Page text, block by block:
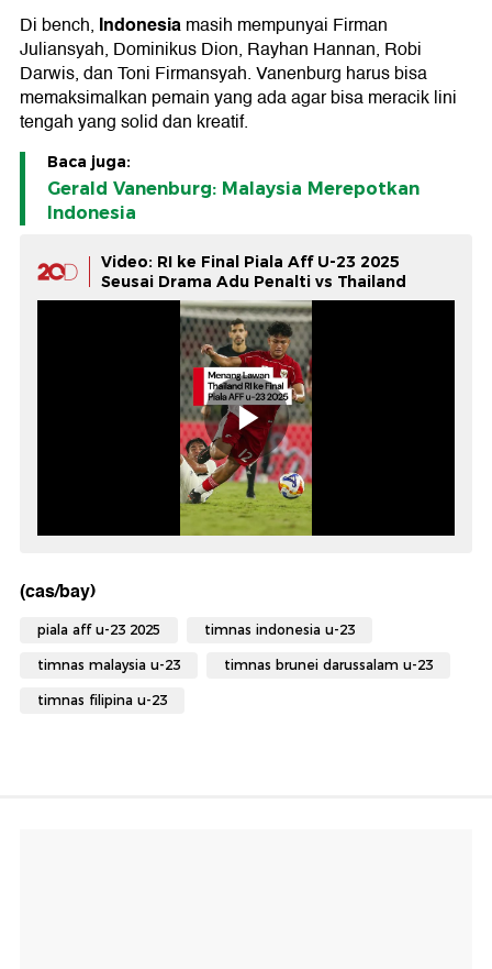
Di bench, Indonesiamasih mempunyai Firman
Juliansyah, Dominikus Dion, Rayhan Hannan, Robi
Darwis, dan Toni Firmansyah. Vanenburg harus bisa
memaksimalkan pemain yang ada agar bisa meracik lini
tengah yang solid dan kreatif.
Baca juga:
Gerald Vanenburg: Malaysia Merepotkan
Indonesia
Video: RI ke Final Piala Aff U-23 2025
Seusai Drama Adu Penalti vs Thailand
(cas/bay)
piala aff u-23 2025 timnas indonesia u-23
timnas malaysia u-23 timnas brunei darussalam u-23
timnas filipina u-23